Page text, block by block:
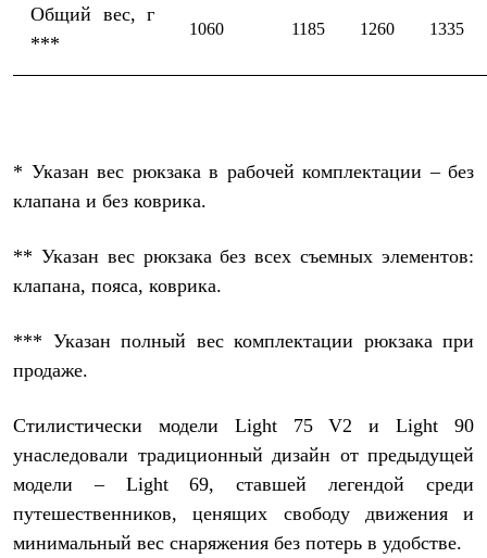
Обувь
Ботинки
Гамаши и бахилы
Гамаши
Тапочки
Уход за обувью
Головные уборы
Балаклавы и маски
Повязки
Панамы
Перчатки и рукавицы
Рукавицы
Носки
Общий вес, г
***
1060 1185 1260 1335
* Указан вес рюкзака в рабочей комплектации – без
клапана и без коврика.
** Указан вес рюкзака без всех съемных элементов:
клапана, пояса, коврика.
*** Указан полный вес комплектации рюкзака при
продаже.
Стилистически модели Light 75 V2 и Light 90
унаследовали традиционный дизайн от предыдущей
модели – Light 69, ставшей легендой среди
путешественников, ценящих свободу движения и
минимальный вес снаряжения без потерь в удобстве.